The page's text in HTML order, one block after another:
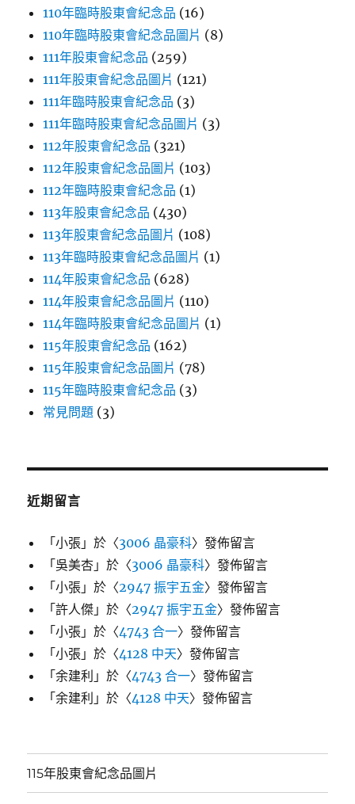
110年臨時股東會紀念品 (16)
110年臨時股東會紀念品圖片 (8)
111年股東會紀念品 (259)
111年股東會紀念品圖片 (121)
111年臨時股東會紀念品 (3)
111年臨時股東會紀念品圖片 (3)
112年股東會紀念品 (321)
112年股東會紀念品圖片 (103)
112年臨時股東會紀念品 (1)
113年股東會紀念品 (430)
113年股東會紀念品圖片 (108)
113年臨時股東會紀念品圖片 (1)
114年股東會紀念品 (628)
114年股東會紀念品圖片 (110)
114年臨時股東會紀念品圖片 (1)
115年股東會紀念品 (162)
115年股東會紀念品圖片 (78)
115年臨時股東會紀念品 (3)
常見問題 (3)
近期留言
「小張 」於〈3006 晶豪科〉發佈留言
「吳美杏 」於〈3006 晶豪科〉發佈留言
「小張 」於〈2947 振宇五金〉發佈留言
「許人傑 」於〈2947 振宇五金〉發佈留言
「小張 」於〈4743 合一〉發佈留言
「小張 」於〈4128 中天〉發佈留言
「余建利 」於〈4743 合一〉發佈留言
「余建利 」於〈4128 中天〉發佈留言
115年股東會紀念品圖片